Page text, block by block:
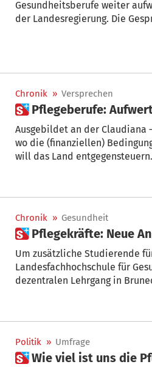
Gesundheitsberufe weiter
der Landesregierung. Die
Chronik » Versprechen
 Pflegeberufe:
Ausgebildet an der Claudiana
wo die (finanziellen) Bedingungen besser sind: Dieser Abwanderung an Pflegekräften
will das Land entgegensteuern.
Chronik » Gesundheit
 Pflegekräfte: Neue
Um zusätzliche Studierende
Landesfachhochschule für
dezentralen Lehrgang in
Politik » Umfrage
 Wie viel ist uns die